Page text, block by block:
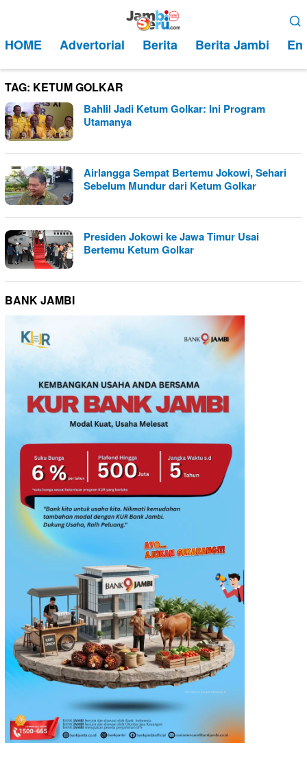
kontenMobile
HOME Advertorial Berita Berita Jambi
TAG: KETUM GOLKAR
Bahlil Jadi Ketum Golkar: Ini Program
Utamanya
Airlangga Sempat Bertemu Jokowi, Sehari
Sebelum Mundur dari Ketum Golkar
Presiden Jokowi ke Jawa Timur Usai
Bertemu Ketum Golkar
BANK JAMBI